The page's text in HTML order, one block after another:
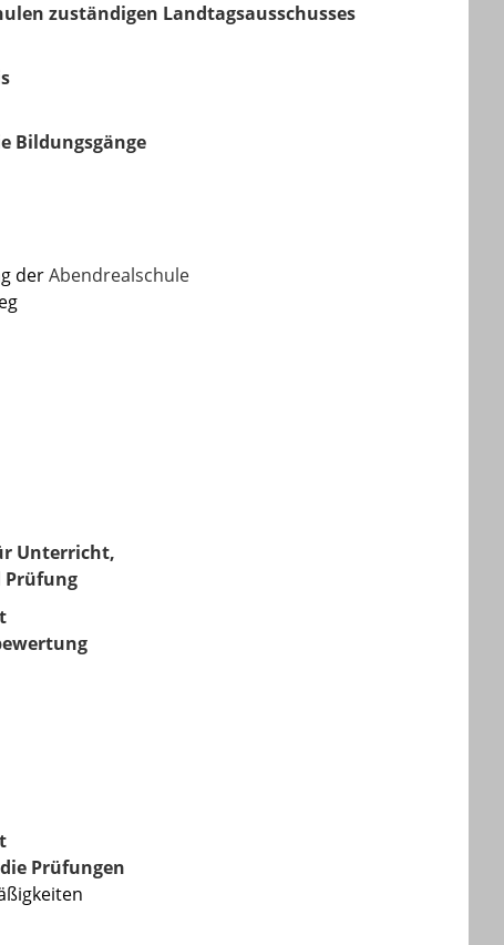
zuständigen Landtagsausschusses
Bildungsgänge
derAbendrealschule
Unterricht,
Prüfung
Prüfungen